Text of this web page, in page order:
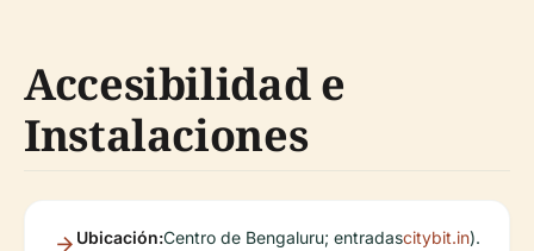
Accesibilidad e
Instalaciones
Ubicación:Centro de Bengaluru; entradascitybit.in).